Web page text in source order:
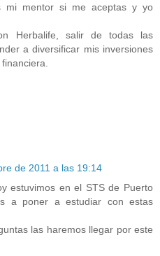
mi mentor si me aceptas y yo
Herbalife, salir de todas las
a diversificar mis inversiones
de 2011 a las 19:14
estuvimos en el STS de Puerto
a poner a estudiar con estas
las haremos llegar por este